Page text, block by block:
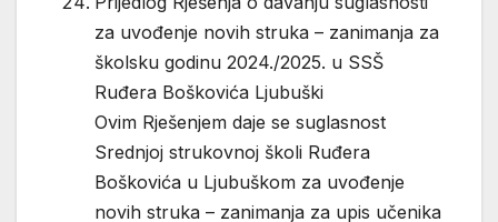
za uvođenje novih struka – zanimanja za
školsku godinu 2024./2025. u SSŠ
Ruđera Boškovića Ljubuški
Ovim Rješenjem daje se suglasnost
Srednjoj strukovnoj školi Ruđera
Boškovića u Ljubuškom za uvođenje
novih struka – zanimanja za upis učenika